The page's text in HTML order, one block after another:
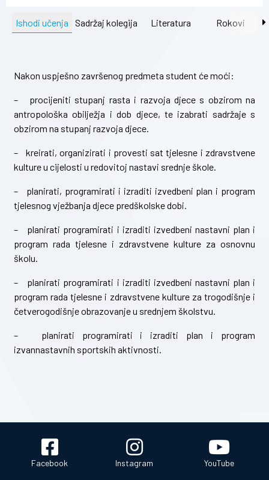
Ishodi učenja Sadržaj kolegija Literatura Rokovi
Nakon uspješno završenog predmeta student će moći:
– procijeniti stupanj rasta i razvoja djece s obzirom na
antropološka obilježja i dob djece, te izabrati sadržaje s
obzirom na stupanj razvoja djece.
– kreirati, organizirati i provesti sat tjelesne i zdravstvene
kulture u cijelosti u redovitoj nastavi srednje škole.
– planirati, programirati i izraditi izvedbeni plan i program
tjelesnog vježbanja djece predškolske dobi.
– planirati programirati i izraditi izvedbeni nastavni plan i
program rada tjelesne i zdravstvene kulture za osnovnu
školu.
– planirati programirati i izraditi izvedbeni nastavni plan i
program rada tjelesne i zdravstvene kulture za trogodišnje i
četverogodišnje obrazovanje u srednjem školstvu.
– planirati programirati i izraditi plan i program
izvannastavnih sportskih aktivnosti.
Facebook Instagram YouTube